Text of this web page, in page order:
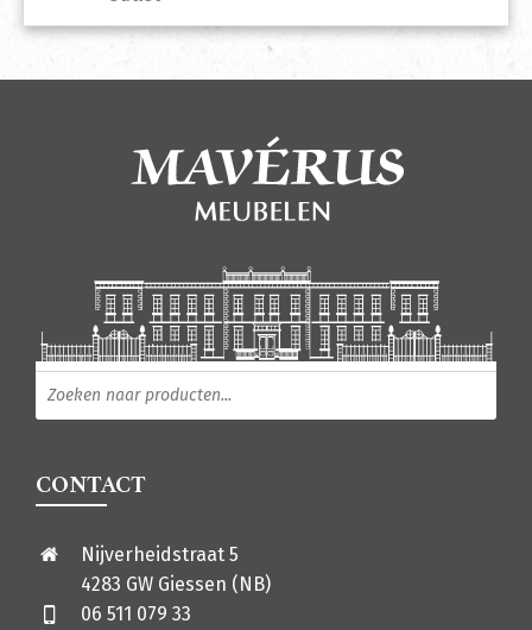
Producten zoeken
CONTACT
Nijverheidstraat 5
4283 GW Giessen (NB)
06 511 079 33